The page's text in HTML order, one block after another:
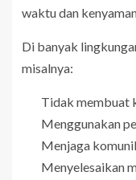
waktu dan
Di banyak
misalnya:
Tidak membuat
Menggunakan
Menjaga
Menyelesaikan